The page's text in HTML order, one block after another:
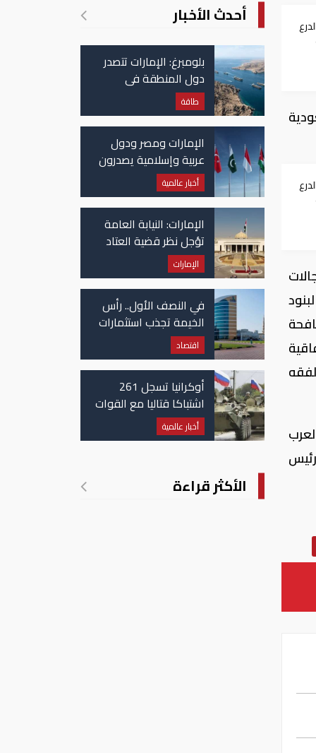
العرب
أحدث الأخبار
بلومبرغ: الإمارات تتصدر
دول المنطقة في
صادرات النفط عبر مضيق
هرمز
طاقة
الإمارات ومصر ودول
عربية وإسلامية يصدرون
بيانا مشتركا بشأن
الانتهاكات الإسرائيلية
في غزة
أخبار عالمية
الإمارات: النيابة العامة
تؤجل نظر قضية العتاد
العسكري للسودان
الإمارات
في النصف الأول.. رأس
الخيمة تجذب استثمارات
تتجاوز 771 مليون درهم
اقتصاد
أوكرانيا تسجل 261
اشتباكا قتاليا مع القوات
الروسية
أخبار عالمية
الأكثر قراءة